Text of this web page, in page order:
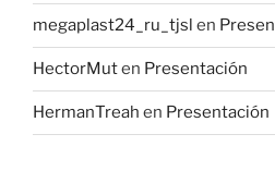
megaplast24_ru_tjsl en
HectorMuten Presentación
HermanTreah en Presentación